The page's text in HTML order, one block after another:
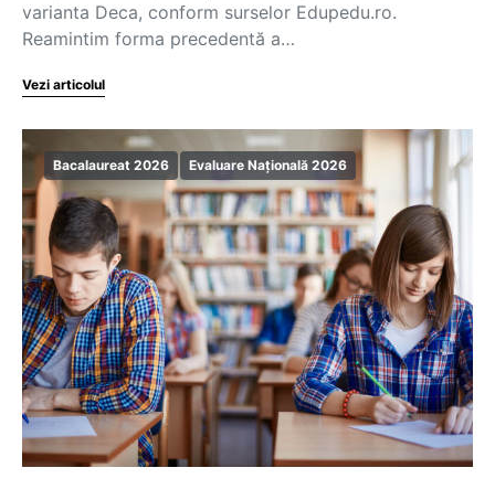
varianta Deca, conform surselor Edupedu.ro.
Reamintim forma precedentă a…
Vezi articolul
Bacalaureat 2026 Evaluare Națională 2026